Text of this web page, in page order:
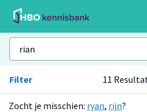
Filter 11
Zocht je misschien: ryan, rijn?